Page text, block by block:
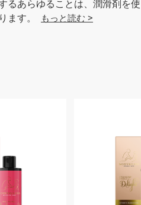
るあらゆることは、潤滑剤を
ます。
もっと読む >